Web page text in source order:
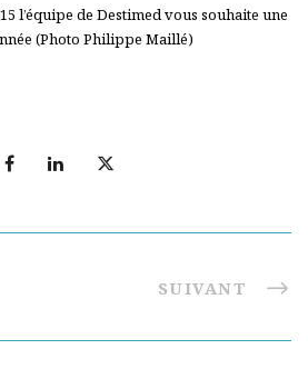
l’équipe de Destimed vous souhaite une
(Photo Philippe Maillé)
SUIVANT